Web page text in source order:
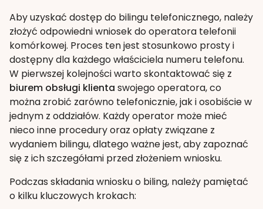
Aby uzyskać dostęp do bilingu telefonicznego, należy
złożyć odpowiedni wniosek do operatora telefonii
komórkowej. Proces ten jest stosunkowo prosty i
dostępny dla każdego właściciela numeru telefonu.
W pierwszej kolejności warto skontaktować się z
biurem obsługi klienta swojego operatora, co
można zrobić zarówno telefonicznie, jak i osobiście w
jednym z oddziałów. Każdy operator może mieć
nieco inne procedury oraz opłaty związane z
wydaniem bilingu, dlatego ważne jest, aby zapoznać
się z ich szczegółami przed złożeniem wniosku.
Podczas składania wniosku o biling, należy pamiętać
o kilku kluczowych krokach: